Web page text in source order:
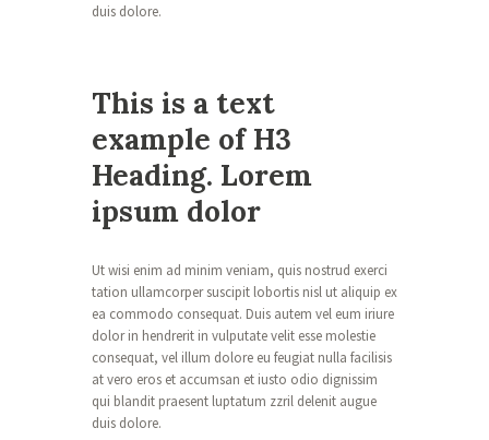
duis dolore.
This is a text
example of H3
Heading. Lorem
ipsum dolor
Ut wisi enim ad minim veniam, quis nostrud exerci
tation ullamcorper suscipit lobortis nisl ut aliquip ex
ea commodo consequat. Duis autem vel eum iriure
dolor in hendrerit in vulputate velit esse molestie
consequat, vel illum dolore eu feugiat nulla facilisis
at vero eros et accumsan et iusto odio dignissim
qui blandit praesent luptatum zzril delenit augue
duis dolore.